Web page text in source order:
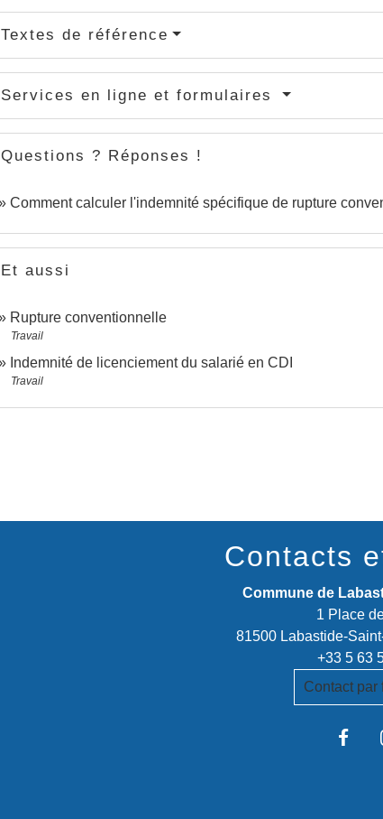
Textes de référence
Services en ligne et formulaires
Questions ? Réponses !
Comment calculer l'indemnité spécifique de rupture
Et aussi
Rupture conventionnelle
Travail
Indemnité de licenciement du salarié en CDI
Travail
Contacts
Commune de
1 Place
81500 Labastide-
+33 5 63
Contact par